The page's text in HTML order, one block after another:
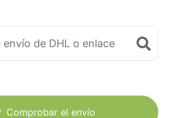
Comprobar el envío